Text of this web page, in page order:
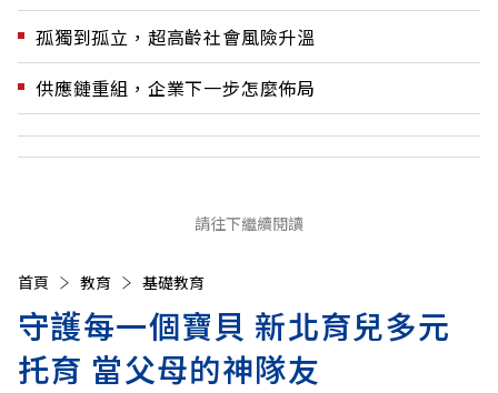
孤獨到孤立，超高齡社會風險升溫
供應鏈重組，企業下一步怎麼佈局
請往下繼續閱讀
首頁 教育 基礎教育
守護每一個寶貝 新北育兒多元
托育 當父母的神隊友